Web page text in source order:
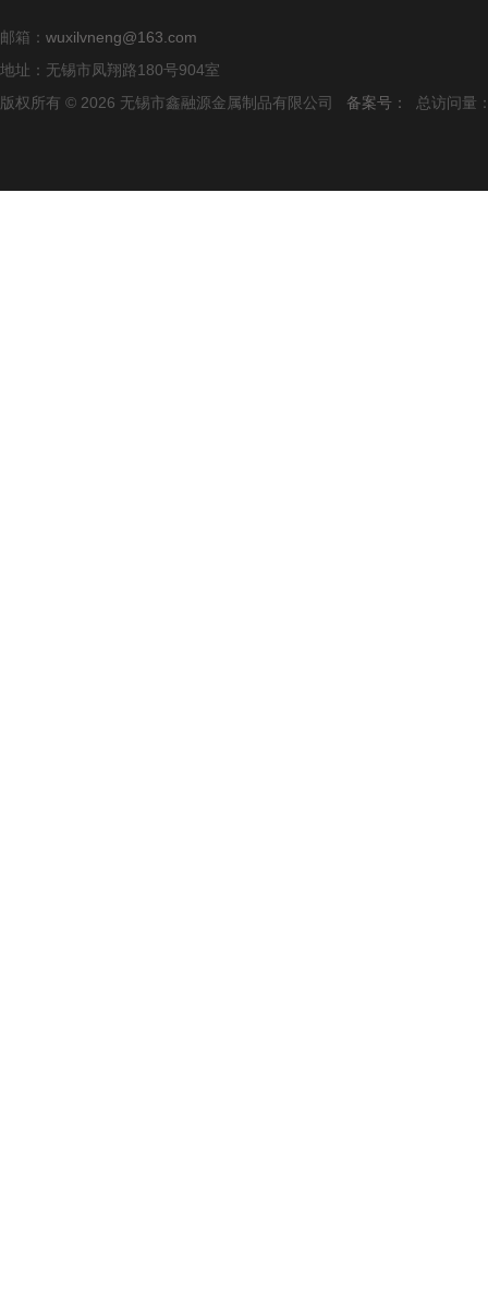
邮箱： wuxilvneng@163.com
地址：无锡市凤翔路180号904室
版权所有 © 2026 无锡市鑫融源金属制品有限公司 备案号： 总访问量